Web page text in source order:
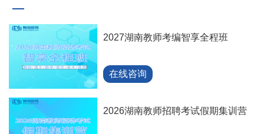
2027湖南教师考编智享全程班
在线咨询
2026湖南教师招聘考试假期集训营